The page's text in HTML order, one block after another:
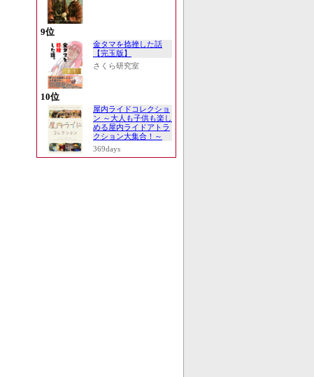
9位
金タマを捻挫した話
【完玉版】
さくら研究室
10位
屋内ライドコレクショ
ン ～大人も子供も楽し
める屋内ライドアトラ
クション大集合！～
369days